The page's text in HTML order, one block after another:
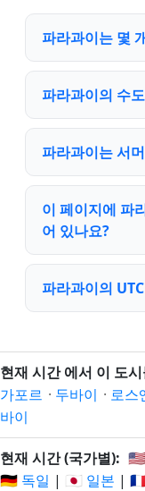
파라과이는 몇
파라과이의 수
파라과이는 서
이 페이지에 파
어 있나요?
파라과이의
현재 시간 에서 이 도
가포르 · 두바이 · 로스
바이
현재 시간 (국가별):
🇩🇪 독일 | 🇯🇵 일본 |